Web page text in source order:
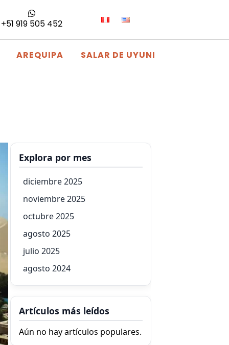
+51 919 505 452
AREQUIPA SALAR DE UYUNI
Explora por mes
diciembre 2025
noviembre 2025
octubre 2025
agosto 2025
julio 2025
agosto 2024
Artículos más leídos
Aún no hay artículos populares.